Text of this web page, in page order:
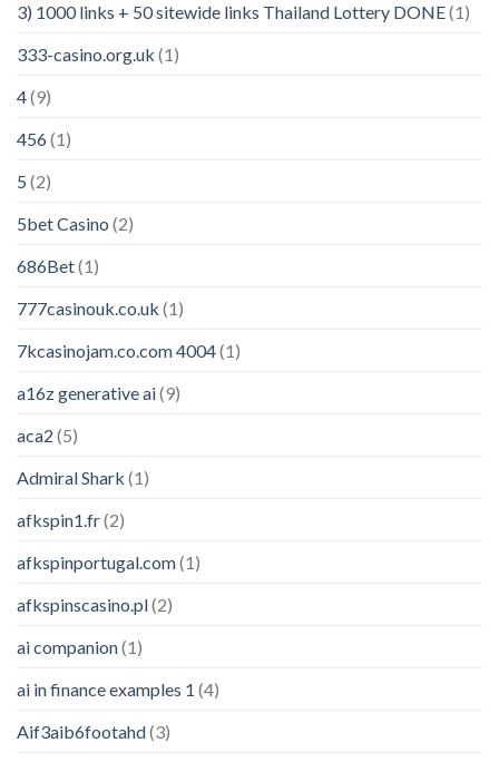
3) 1000 links + 50 sitewide links Thailand Lottery DONE(1)
333-casino.org.uk (1)
4(9)
456(1)
5 (2)
5bet Casino (2)
686Bet(1)
777casinouk.co.uk (1)
7kcasinojam.co.com 4004(1)
a16z generative ai(9)
aca2 (5)
Admiral Shark (1)
afkspin1.fr(2)
afkspinportugal.com(1)
afkspinscasino.pl(2)
ai companion(1)
ai in finance examples 1 (4)
Aif3aib6footahd(3)